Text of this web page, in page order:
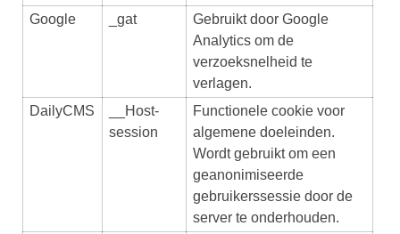
Google
_gat
Gebruikt door Google
Analytics om de
verzoeksnelheid te
verlagen.
DailyCMS
__Host-
session
Functionele cookie voor
algemene doeleinden.
Wordt gebruikt om een
geanonimiseerde
gebruikerssessie door de
server te onderhouden.